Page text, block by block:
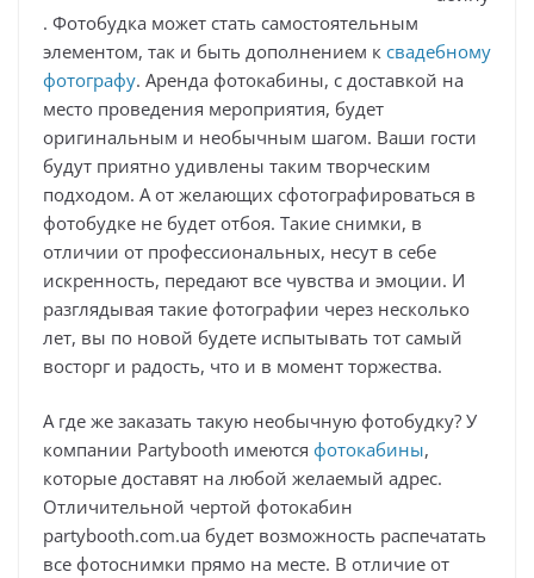
. Фотобудка может стать самостоятельным
элементом, так и быть дополнением к свадебному
фотографу. Аренда фотокабины, с доставкой на
место проведения мероприятия, будет
оригинальным и необычным шагом. Ваши гости
будут приятно удивлены таким творческим
подходом. А от желающих сфотографироваться в
фотобудке не будет отбоя. Такие снимки, в
отличии от профессиональных, несут в себе
искренность, передают все чувства и эмоции. И
разглядывая такие фотографии через несколько
лет, вы по новой будете испытывать тот самый
восторг и радость, что и в момент торжества.
А где же заказать такую необычную фотобудку? У
компании Partybooth имеются фотокабины,
которые доставят на любой желаемый адрес.
Отличительной чертой фотокабин
partybooth.com.ua будет возможность распечатать
все фотоснимки прямо на месте. В отличие от